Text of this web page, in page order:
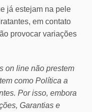
já estejam na pele
em contato
provocar variações
on line não prestem
tem como Política a
Por isso, embora
Garantias e